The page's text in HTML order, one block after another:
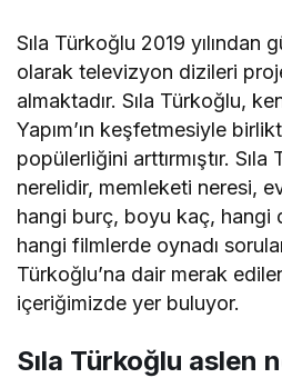
Sıla Türkoğlu 2019 yılından
olarak televizyon dizileri
almaktadır. Sıla Türkoğlu,
Yapım’ın keşfetmesiyle
popülerliğini arttırmıştır.
nerelidir, memleketi neresi,
hangi burç, boyu kaç, hangi
hangi filmlerde oynadı
Türkoğlu’na dair merak
içeriğimizde yer buluyor.
Sıla Türkoğlu aslen